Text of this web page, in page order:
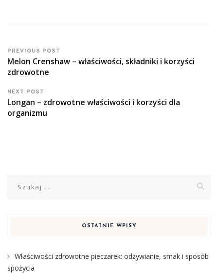
PREVIOUS POST
Melon Crenshaw – właściwości, składniki i korzyści
zdrowotne
NEXT POST
Longan – zdrowotne właściwości i korzyści dla
organizmu
OSTATNIE WPISY
Właściwości zdrowotne pieczarek: odżywianie, smak i sposób
spożycia